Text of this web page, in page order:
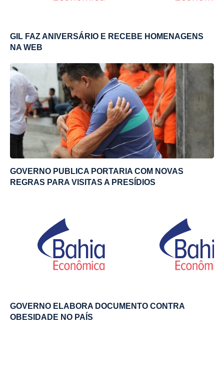
GIL FAZ ANIVERSÁRIO E RECEBE HOMENAGENS
NA WEB
GOVERNO PUBLICA PORTARIA COM NOVAS
REGRAS PARA VISITAS A PRESÍDIOS
GOVERNO ELABORA DOCUMENTO CONTRA
OBESIDADE NO PAÍS